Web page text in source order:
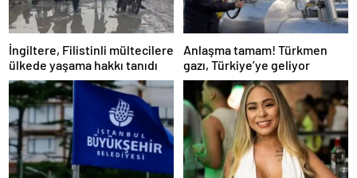
İngiltere, Filistinli mültecilere
ülkede yaşama hakkı tanıdı
Anlaşma tamam! Türkmen
gazı, Türkiye’ye geliyor